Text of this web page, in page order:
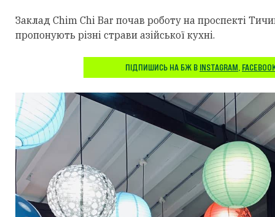
Заклад Chim Chi Bar почав роботу на проспекті
пропонують різні страви азійської кухні.
ПІДПИШИСЬ НА БЖ В INSTAGRAM,